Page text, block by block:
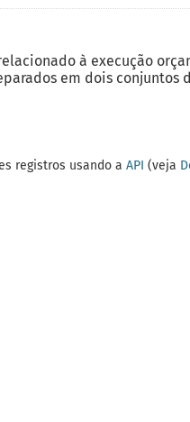
à execução
em dois conjuntos
registros usando a API (veja